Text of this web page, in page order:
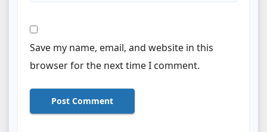
Save my name, email, and website in this
browser for the next time I comment.